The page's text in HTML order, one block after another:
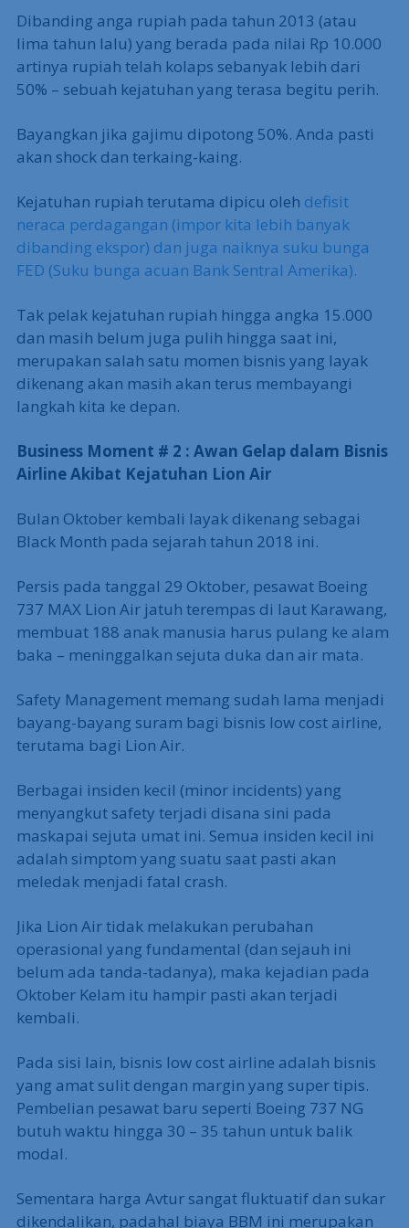
Dibanding anga rupiah pada tahun 2013 (atau
lima tahun lalu) yang berada pada nilai Rp 10.000
artinya rupiah telah kolaps sebanyak lebih dari
50% – sebuah kejatuhan yang terasa begitu perih.
Bayangkan jika gajimu dipotong 50%. Anda pasti
akan shock dan terkaing-kaing.
Kejatuhan rupiah terutama dipicu oleh defisit
neraca perdagangan (impor kita lebih banyak
dibanding ekspor) dan juga naiknya suku bunga
FED (Suku bunga acuan Bank Sentral Amerika).
Tak pelak kejatuhan rupiah hingga angka 15.000
dan masih belum juga pulih hingga saat ini,
merupakan salah satu momen bisnis yang layak
dikenang akan masih akan terus membayangi
langkah kita ke depan.
Business Moment # 2 : Awan Gelap dalam Bisnis
Airline Akibat Kejatuhan Lion Air
Bulan Oktober kembali layak dikenang sebagai
Black Month pada sejarah tahun 2018 ini.
Persis pada tanggal 29 Oktober, pesawat Boeing
737 MAX Lion Air jatuh terempas di laut Karawang,
membuat 188 anak manusia harus pulang ke alam
baka – meninggalkan sejuta duka dan air mata.
Safety Management memang sudah lama menjadi
bayang-bayang suram bagi bisnis low cost airline,
terutama bagi Lion Air.
Berbagai insiden kecil (minor incidents) yang
menyangkut safety terjadi disana sini pada
maskapai sejuta umat ini. Semua insiden kecil ini
adalah simptom yang suatu saat pasti akan
meledak menjadi fatal crash.
Jika Lion Air tidak melakukan perubahan
operasional yang fundamental (dan sejauh ini
belum ada tanda-tadanya), maka kejadian pada
Oktober Kelam itu hampir pasti akan terjadi
kembali.
Pada sisi lain, bisnis low cost airline adalah bisnis
yang amat sulit dengan margin yang super tipis.
Pembelian pesawat baru seperti Boeing 737 NG
butuh waktu hingga 30 – 35 tahun untuk balik
modal.
Sementara harga Avtur sangat fluktuatif dan sukar
dikendalikan, padahal biaya BBM ini merupakan